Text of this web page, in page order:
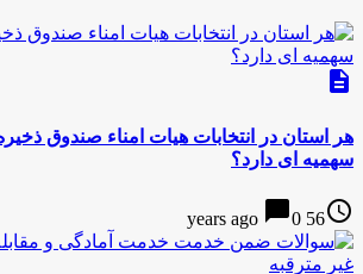
description
هر استان در انتخابات هیات امناء صندوق
سهمیه ای دارد؟
access_time
56 years ago
chat_bubble0